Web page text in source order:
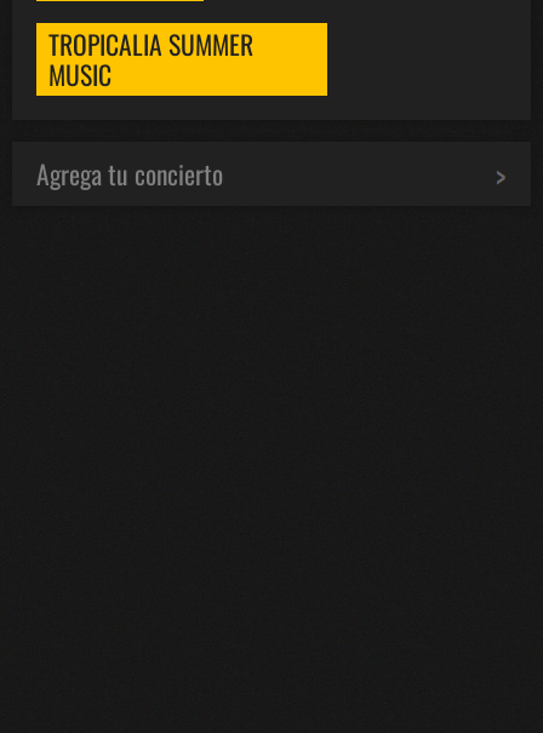
TROPICALIA SUMMER
MUSIC
Agrega tu concierto